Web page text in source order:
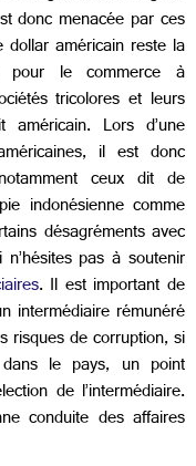
donc menacée par ces
américain reste la
pour le commerce à
tricolores et leurs
américain. Lors d’une
il est donc
ceux dit de
indonésienne comme
désagréments avec
pas à soutenir
. Il est important de
intermédiaire rémunéré
risques de corruption, si
le pays, un point
de l’intermédiaire.
conduite des affaires